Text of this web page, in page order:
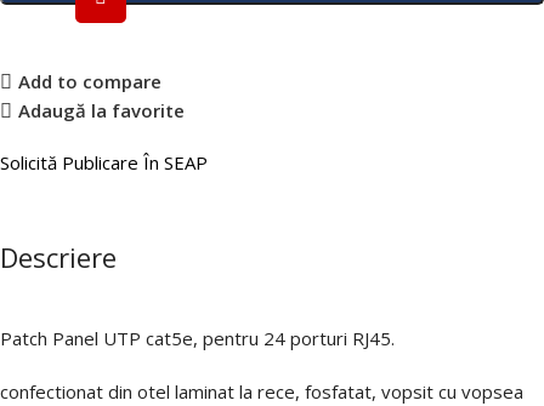
Add to compare
Adaugă la favorite
Solicită Publicare În SEAP
Descriere
Patch Panel UTP cat5e, pentru 24 porturi RJ45.
confectionat din otel laminat la rece, fosfatat, vopsit cu vopsea